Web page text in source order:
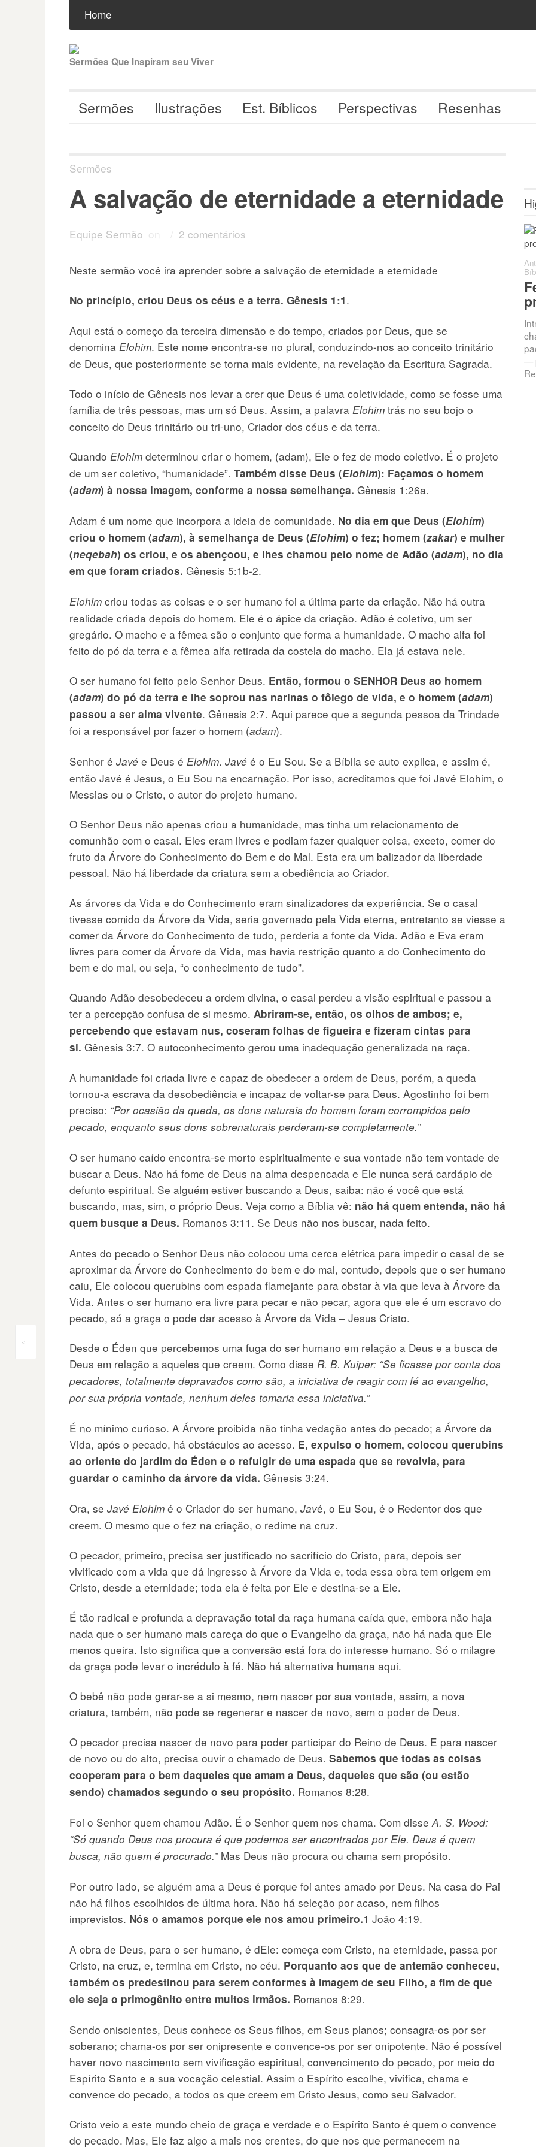
para
conteúdo
Home
Sermões Que Inspiram seu Viver
Sermões Ilustrações Est. Bíblicos Perspectivas Resenhas
Navegação
do
Post
<
Sermões
A salvação de eternidade a eternidade
Equipe Sermão on 2 comentários
Neste sermão você ira aprender sobre a salvação de eternidade a eternidade
No princípio, criou Deus os céus e a terra. Gênesis 1:1.
Aqui está o começo da terceira dimensão e do tempo, criados por Deus, que se
denomina Elohim. Este nome encontra-se no plural, conduzindo-nos ao conceito trinitário
de Deus, que posteriormente se torna mais evidente, na revelação da Escritura Sagrada.
Todo o início de Gênesis nos levar a crer que Deus é uma coletividade, como se fosse uma
família de três pessoas, mas um só Deus. Assim, a palavra Elohim trás no seu bojo o
conceito do Deus trinitário ou tri-uno, Criador dos céus e da terra.
Quando Elohim determinou criar o homem, (adam), Ele o fez de modo coletivo. É o projeto
de um ser coletivo, “humanidade”. Também disse Deus (Elohim): Façamos o homem
(adam) à nossa imagem, conforme a nossa semelhança. Gênesis 1:26a.
Adam é um nome que incorpora a ideia de comunidade. No dia em que Deus (Elohim)
criou o homem (adam), à semelhança de Deus (Elohim) o fez; homem (zakar) e mulher
(neqebah) os criou, e os abençoou, e lhes chamou pelo nome de Adão (adam), no dia
em que foram criados. Gênesis 5:1b-2.
Elohim criou todas as coisas e o ser humano foi a última parte da criação. Não há outra
realidade criada depois do homem. Ele é o ápice da criação. Adão é coletivo, um ser
gregário. O macho e a fêmea são o conjunto que forma a humanidade. O macho alfa foi
feito do pó da terra e a fêmea alfa retirada da costela do macho. Ela já estava nele.
O ser humano foi feito pelo Senhor Deus. Então, formou o SENHOR Deus ao homem
(adam) do pó da terra e lhe soprou nas narinas o fôlego de vida, e o homem (adam)
passou a ser alma vivente. Gênesis 2:7. Aqui parece que a segunda pessoa da Trindade
foi a responsável por fazer o homem (adam).
Senhor é Javé e Deus é Elohim. Javé é o Eu Sou. Se a Bíblia se auto explica, e assim é,
então Javé é Jesus, o Eu Sou na encarnação. Por isso, acreditamos que foi Javé Elohim, o
Messias ou o Cristo, o autor do projeto humano.
O Senhor Deus não apenas criou a humanidade, mas tinha um relacionamento de
comunhão com o casal. Eles eram livres e podiam fazer qualquer coisa, exceto, comer do
fruto da Árvore do Conhecimento do Bem e do Mal. Esta era um balizador da liberdade
pessoal. Não há liberdade da criatura sem a obediência ao Criador.
As árvores da Vida e do Conhecimento eram sinalizadores da experiência. Se o casal
tivesse comido da Árvore da Vida, seria governado pela Vida eterna, entretanto se viesse a
comer da Árvore do Conhecimento de tudo, perderia a fonte da Vida. Adão e Eva eram
livres para comer da Árvore da Vida, mas havia restrição quanto a do Conhecimento do
bem e do mal, ou seja, “o conhecimento de tudo”.
Quando Adão desobedeceu a ordem divina, o casal perdeu a visão espiritual e passou a
ter a percepção confusa de si mesmo. Abriram-se, então, os olhos de ambos; e,
percebendo que estavam nus, coseram folhas de figueira e fizeram cintas para
si. Gênesis 3:7. O autoconhecimento gerou uma inadequação generalizada na raça.
A humanidade foi criada livre e capaz de obedecer a ordem de Deus, porém, a queda
tornou-a escrava da desobediência e incapaz de voltar-se para Deus. Agostinho foi bem
preciso: “Por ocasião da queda, os dons naturais do homem foram corrompidos pelo
pecado, enquanto seus dons sobrenaturais perderam-se completamente.”
O ser humano caído encontra-se morto espiritualmente e sua vontade não tem vontade de
buscar a Deus. Não há fome de Deus na alma despencada e Ele nunca será cardápio de
defunto espiritual. Se alguém estiver buscando a Deus, saiba: não é você que está
buscando, mas, sim, o próprio Deus. Veja como a Bíblia vê: não há quem entenda, não há
quem busque a Deus. Romanos 3:11. Se Deus não nos buscar, nada feito.
Antes do pecado o Senhor Deus não colocou uma cerca elétrica para impedir o casal de se
aproximar da Árvore do Conhecimento do bem e do mal, contudo, depois que o ser humano
caiu, Ele colocou querubins com espada flamejante para obstar à via que leva à Árvore da
Vida. Antes o ser humano era livre para pecar e não pecar, agora que ele é um escravo do
pecado, só a graça o pode dar acesso à Árvore da Vida – Jesus Cristo.
Desde o Éden que percebemos uma fuga do ser humano em relação a Deus e a busca de
Deus em relação a aqueles que creem. Como disse R. B. Kuiper: “Se ficasse por conta dos
pecadores, totalmente depravados como são, a iniciativa de reagir com fé ao evangelho,
por sua própria vontade, nenhum deles tomaria essa iniciativa.”
É no mínimo curioso. A Árvore proibida não tinha vedação antes do pecado; a Árvore da
Vida, após o pecado, há obstáculos ao acesso. E, expulso o homem, colocou querubins
ao oriente do jardim do Éden e o refulgir de uma espada que se revolvia, para
guardar o caminho da árvore da vida. Gênesis 3:24.
Ora, se Javé Elohim é o Criador do ser humano, Javé, o Eu Sou, é o Redentor dos que
creem. O mesmo que o fez na criação, o redime na cruz.
O pecador, primeiro, precisa ser justificado no sacrifício do Cristo, para, depois ser
vivificado com a vida que dá ingresso à Árvore da Vida e, toda essa obra tem origem em
Cristo, desde a eternidade; toda ela é feita por Ele e destina-se a Ele.
É tão radical e profunda a depravação total da raça humana caída que, embora não haja
nada que o ser humano mais careça do que o Evangelho da graça, não há nada que Ele
menos queira. Isto significa que a conversão está fora do interesse humano. Só o milagre
da graça pode levar o incrédulo à fé. Não há alternativa humana aqui.
O bebê não pode gerar-se a si mesmo, nem nascer por sua vontade, assim, a nova
criatura, também, não pode se regenerar e nascer de novo, sem o poder de Deus.
O pecador precisa nascer de novo para poder participar do Reino de Deus. E para nascer
de novo ou do alto, precisa ouvir o chamado de Deus. Sabemos que todas as coisas
cooperam para o bem daqueles que amam a Deus, daqueles que são (ou estão
sendo) chamados segundo o seu propósito. Romanos 8:28.
Foi o Senhor quem chamou Adão. É o Senhor quem nos chama. Com disseA. S. Wood:
“Só quando Deus nos procura é que podemos ser encontrados por Ele. Deus é quem
busca, não quem é procurado.”Mas Deus não procura ou chama sem propósito.
Por outro lado, se alguém ama a Deus é porque foi antes amado por Deus. Na casa do Pai
não há filhos escolhidos de última hora. Não há seleção por acaso, nem filhos
imprevistos. Nós o amamos porque ele nos amou primeiro.1 João 4:19.
A obra de Deus, para o ser humano, é dEle: começa com Cristo, na eternidade, passa por
Cristo, na cruz, e, termina em Cristo, no céu. Porquanto aos que de antemão conheceu,
também os predestinou para serem conformes à imagem de seu Filho, a fim de que
ele seja o primogênito entre muitos irmãos. Romanos 8:29.
Sendo oniscientes, Deus conhece os Seus filhos, em Seus planos; consagra-os por ser
soberano; chama-os por ser onipresente e convence-os por ser onipotente. Não é possível
haver novo nascimento sem vivificação espiritual, convencimento do pecado, por meio do
Espírito Santo e a sua vocação celestial. Assim o Espírito escolhe, vivifica, chama e
convence do pecado, a todos os que creem em Cristo Jesus, como seu Salvador.
Cristo veio a este mundo cheio de graça e verdade e o Espírito Santo é quem o convence
do pecado. Mas, Ele faz algo a mais nos crentes, do que nos que permanecem na
—